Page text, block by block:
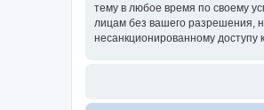
тему в любое время по своему
лицам без вашего разрешения,
несанкционированному доступу